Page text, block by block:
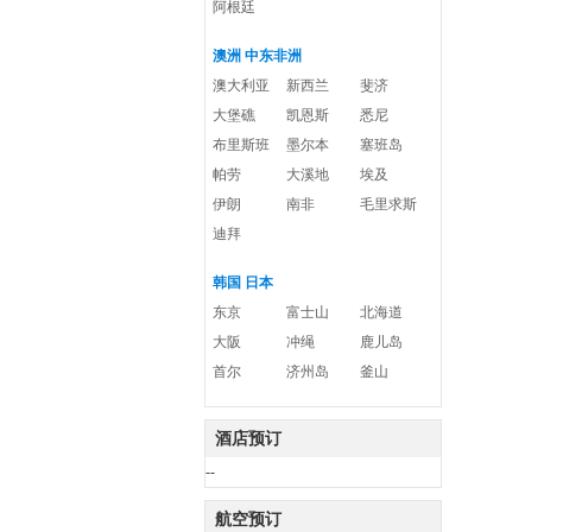
阿根廷
澳洲 中东非洲
澳大利亚
新西兰
斐济
大堡礁
凯恩斯
悉尼
布里斯班
墨尔本
塞班岛
帕劳
大溪地
埃及
伊朗
南非
毛里求斯
迪拜
韩国 日本
东京
富士山
北海道
大阪
冲绳
鹿儿岛
首尔
济州岛 釜山
酒店预订
--
航空预订